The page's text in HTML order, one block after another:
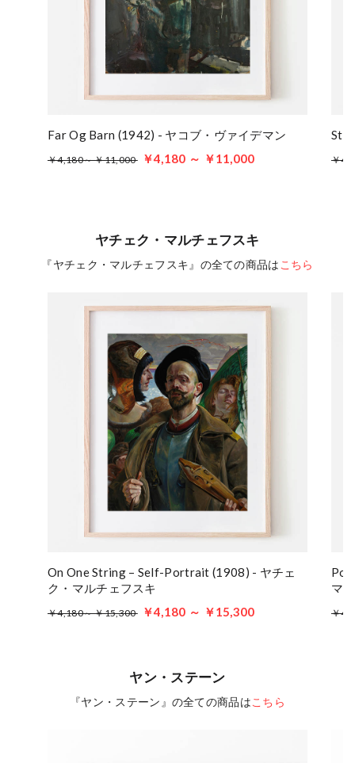
Far Og Barn (1942) - ヤコブ・ヴァイデマン
￥4,180～ ￥11,000 ￥4,180 ～ ￥11,000 ￥
ヤチェク・マルチェフスキ
『ヤチェク・マルチェフスキ』の全ての商品は こちら
On One String – Self-Portrait (1908) - ヤチェ
ク・マルチェフスキ
￥4,180～ ￥15,300 ￥4,180 ～ ￥15,300
マ
￥
ヤン・ステーン
『ヤン・ステーン』の全ての商品はこちら